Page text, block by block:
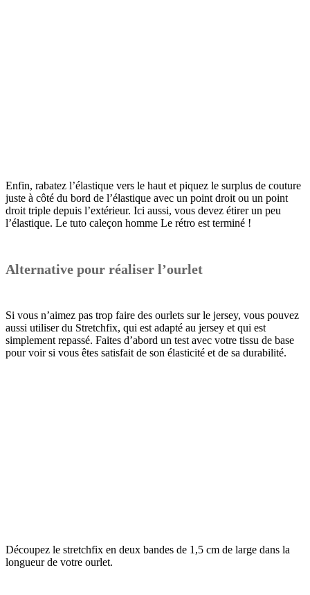
Enfin, rabatez l’élastique vers le haut et piquez le surplus de couture
juste à côté du bord de l’élastique avec un point droit ou un point
droit triple depuis l’extérieur. Ici aussi, vous devez étirer un peu
l’élastique. Le tuto caleçon homme Le rétro est terminé !
Alternative pour réaliser l’ourlet
Si vous n’aimez pas trop faire des ourlets sur le jersey, vous pouvez
aussi utiliser du Stretchfix, qui est adapté au jersey et qui est
simplement repassé. Faites d’abord un test avec votre tissu de base
pour voir si vous êtes satisfait de son élasticité et de sa durabilité.
Découpez le stretchfix en deux bandes de 1,5 cm de large dans la
longueur de votre ourlet.